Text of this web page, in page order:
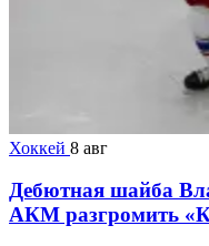
Хоккей 8 авг
Дебютная шайба
АКМ разгромить